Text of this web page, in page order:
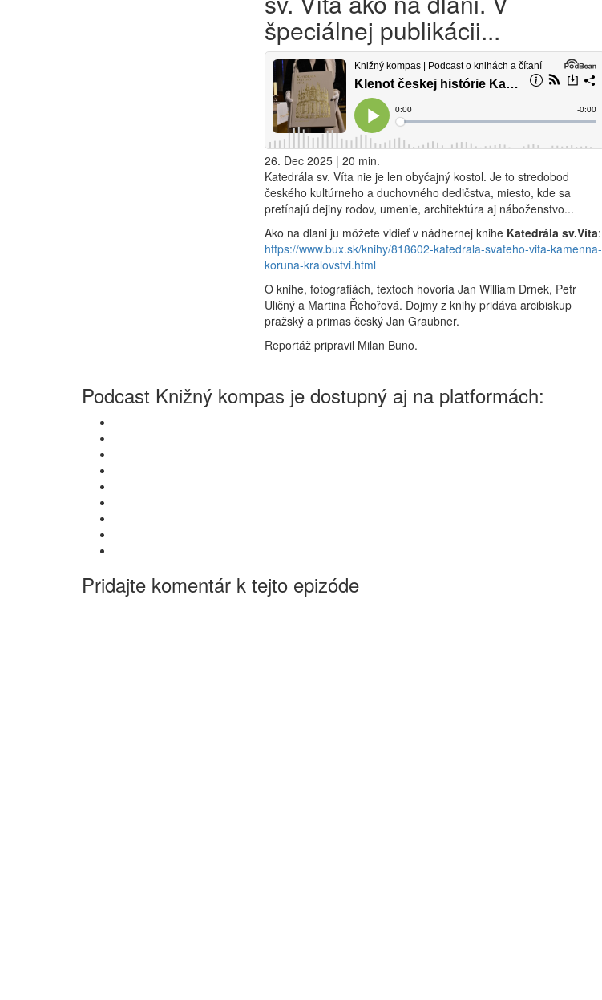
špeciálnej publikácii...
26. Dec 2025 | 20 min.
Katedrála sv. Víta nie je len obyčajný kostol. Je to stredobod
českého kultúrneho a duchovného dedičstva, miesto, kde sa
pretínajú dejiny rodov, umenie, architektúra aj náboženstvo...
Ako na dlani ju môžete vidieť v nádhernej knihe Katedrála sv.Víta:
https://www.bux.sk/knihy/818602-katedrala-svateho-vita-kamenna-
koruna-kralovstvi.html
O knihe, fotografiách, textoch hovoria Jan William Drnek, Petr
Uličný a Martina Řehořová. Dojmy z knihy pridáva arcibiskup
pražský a primas český Jan Graubner.
Reportáž pripravil Milan Buno.
Podcast Knižný kompas je dostupný aj na platformách:
Pridajte komentár k tejto epizóde